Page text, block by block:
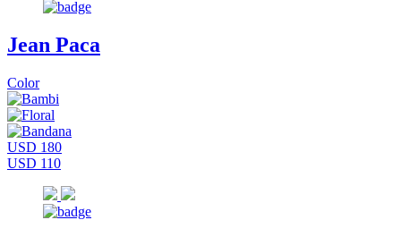
Jean Paca
Color
USD 180
USD 110